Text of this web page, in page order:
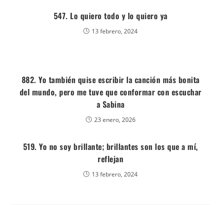
547. Lo quiero todo y lo quiero ya
13 febrero, 2024
882. Yo también quise escribir la canción más bonita
del mundo, pero me tuve que conformar con escuchar
a Sabina
23 enero, 2026
519. Yo no soy brillante; brillantes son los que a mí,
reflejan
13 febrero, 2024